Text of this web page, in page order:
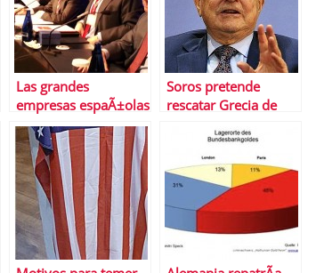
Las grandes
empresas espaÃ±olas
destacan la necesidad
de que Latam
desarrolle sus bolsas
Soros pretende
rescatar Grecia de
humanitaria